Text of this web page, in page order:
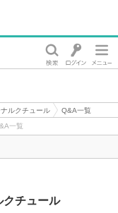
ルクチュール
Q&A一覧
一覧
クチュール